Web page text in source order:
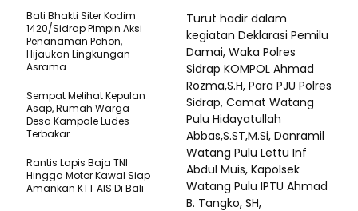
Turut hadir dalam
kegiatan Deklarasi Pemilu
Damai, Waka Polres
Sidrap KOMPOL Ahmad
Rozma,S.H, Para PJU Polres
Sidrap, Camat Watang
Pulu Hidayatullah
Abbas,S.ST,M.Si, Danramil
Watang Pulu Lettu Inf
Abdul Muis, Kapolsek
Watang Pulu IPTU Ahmad
B. Tangko, SH,
​Bati Bhakti Siter Kodim
1420/Sidrap Pimpin Aksi
Penanaman Pohon,
Hijaukan Lingkungan
Asrama
Sempat Melihat Kepulan
Asap, Rumah Warga
Desa Kampale Ludes
Terbakar
Rantis Lapis Baja TNI
Hingga Motor Kawal Siap
Amankan KTT AIS Di Bali